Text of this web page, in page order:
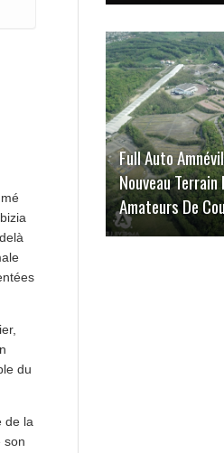
du
de la
son
Full Auto
Nouveau Terrain
Amateurs De